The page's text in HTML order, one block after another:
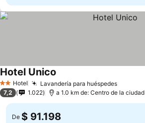
2 Estrellas
Hotel Lavandería para huéspedes
Hotel Unico
7,2 1.022 a 1.0 km de: Centro de la ciudad
De $ 91.198